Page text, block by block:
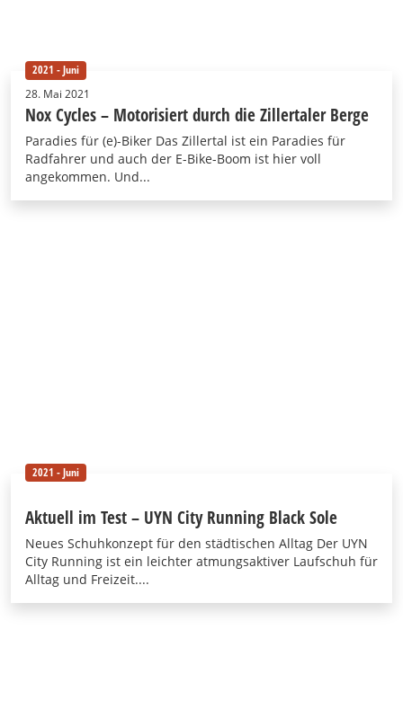
2021 - Juni
28. Mai 2021
Nox Cycles – Motorisiert durch die Zillertaler Berge
Paradies für (e)-Biker Das Zillertal ist ein Paradies für
Radfahrer und auch der E-Bike-Boom ist hier voll
angekommen. Und...
2021 - Juni
Aktuell im Test – UYN City Running Black Sole
Neues Schuhkonzept für den städtischen Alltag Der UYN
City Running ist ein leichter atmungsaktiver Laufschuh für
Alltag und Freizeit....